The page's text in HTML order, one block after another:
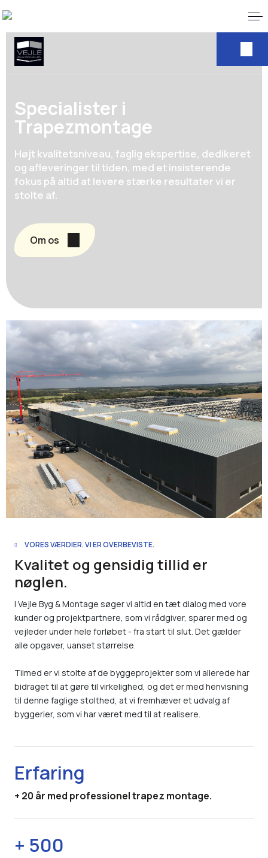
Specialister i
Trapezmontage
Højt kvalitetsniveau, faglig ekspertise, dedikeret
og afleveringer til tiden, med et insisterende
fokus på altid at levere stærke resultater vi er
stolte af.
Om os
VORES VÆRDIER. VI ER OVERBEVISTE.
Kvalitet og gensidig tillid er
nøglen.
I Vejle Byg & Montage søger vi altid en tæt dialog med vore
kunder og projektpartnere, som vi rådgiver, sparer med og
vejleder under hele forløbet - fra start til slut. Det gælder
alle opgaver, uanset størrelse.
Tilmed er vi stolte af de byggeprojekter som vi allerede har
bidraget til at gøre til virkelighed, og det er med henvisning
til denne faglige stolthed, at vi fremhæver et udvalg af
byggerier, som vi har været med til at realisere.
Erfaring
+ 20 år med professionel trapez montage.
+ 500